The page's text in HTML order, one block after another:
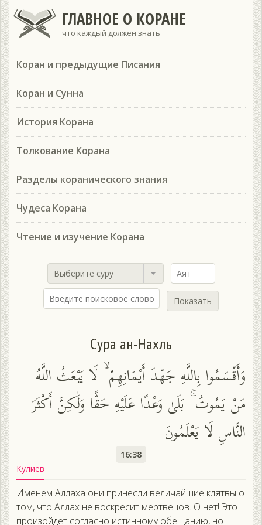
ГЛАВНОЕ О КОРАНЕ
что каждый должен знать
Коран и предыдущие Писания
Коран и Сунна
История Корана
Толкование Корана
Разделы коранического знания
Чудеса Корана
Чтение и изучение Корана
Выберите суру
Показать
Сура ан-Нахль
وَأَقْسَمُوا بِاللَّهِ جَهْدَ أَيْمَانِهِمْ ۙ لَا يَبْعَثُ اللَّهُ
مَنْ يَمُوتُ ۚ بَلَىٰ وَعْدًا عَلَيْهِ حَقًّا وَلَٰكِنَّ أَكْثَرَ
النَّاسِ لَا يَعْلَمُونَ
16:38
Кулиев
Именем Аллаха они принесли величайшие клятвы о
том, что Аллах не воскресит мертвецов. О нет! Это
произойдет согласно истинному обещанию, но